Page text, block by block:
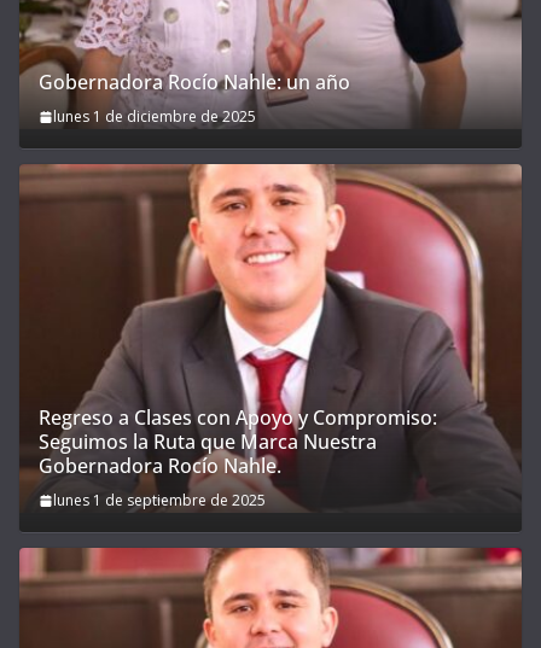
Gobernadora Rocío Nahle: un año
lunes 1 de diciembre de 2025
Regreso a Clases con Apoyo y Compromiso:
Seguimos la Ruta que Marca Nuestra
Gobernadora Rocío Nahle.
lunes 1 de septiembre de 2025